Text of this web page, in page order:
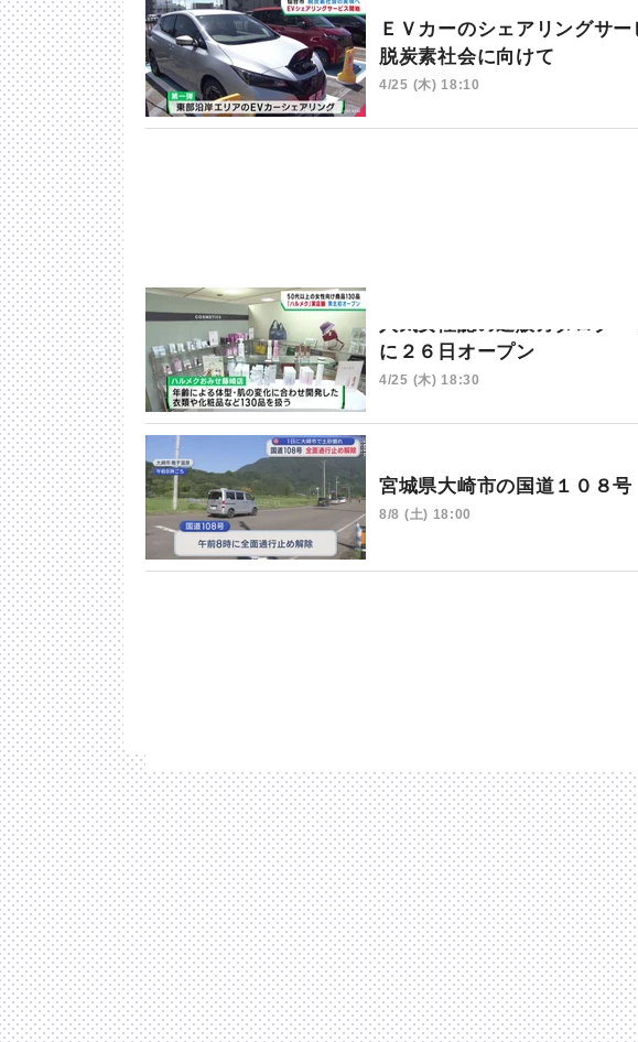
ＥＶカーのシェアリングサ
脱炭素社会に向けて
4/25 (木) 18:10
人気女性誌の通販カタログ
に２６日オープン
4/25 (木) 18:30
宮城県大崎市の国道１０８
8/8 (土) 18:00